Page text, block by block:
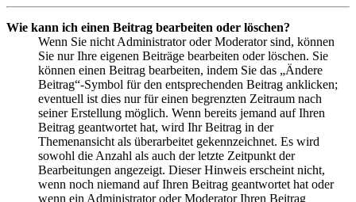
Wie kann ich einen Beitrag bearbeiten oder löschen?
Wenn Sie nicht Administrator oder Moderator sind, können
Sie nur Ihre eigenen Beiträge bearbeiten oder löschen. Sie
können einen Beitrag bearbeiten, indem Sie das „Ändere
Beitrag“-Symbol für den entsprechenden Beitrag anklicken;
eventuell ist dies nur für einen begrenzten Zeitraum nach
seiner Erstellung möglich. Wenn bereits jemand auf Ihren
Beitrag geantwortet hat, wird Ihr Beitrag in der
Themenansicht als überarbeitet gekennzeichnet. Es wird
sowohl die Anzahl als auch der letzte Zeitpunkt der
Bearbeitungen angezeigt. Dieser Hinweis erscheint nicht,
wenn noch niemand auf Ihren Beitrag geantwortet hat oder
wenn ein Administrator oder Moderator Ihren Beitrag